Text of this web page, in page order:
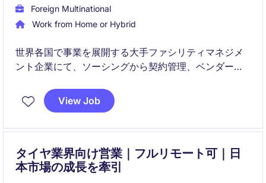
Foreign Multinational
Work from Home or Hybrid
世界各国で事業を展開する大手ファシリティマネジメ
ント企業にて、ソーシングから契約管理、ベンダーマ
日本国内のステークホルダーに加え、海外チームとも
連携しながら、事業成長を支える重要なポジションで
View Job
タイヤ業界向け営業｜フルリモート可｜日
本市場の成長を牽引